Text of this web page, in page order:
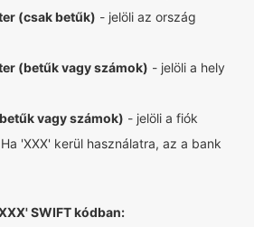
(csak betűk) - jelöli az ország
(betűk vagy számok) - jelöli a hely
vagy számok) - jelöli a fiók
'XXX' kerül használatra, az a bank
SWIFT kódban: